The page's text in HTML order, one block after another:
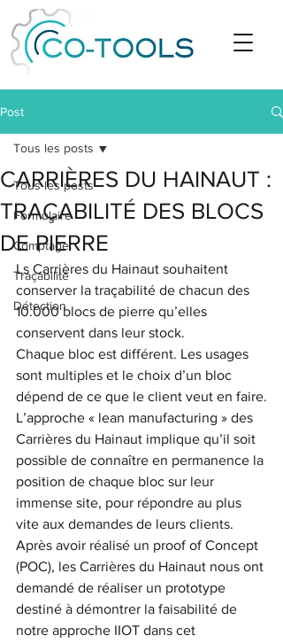
Post
Tous les posts
Formulaire
Comptage
Traçabilité
Détection
Tous les posts
CARRIÈRES DU HAINAUT :
TRAÇABILITÉ DES BLOCS
DE PIERRE
Ls Carrières du Hainaut souhaitent
conserver la traçabilité de chacun des
10.000 blocs de pierre qu’elles
conservent dans leur stock.
Chaque bloc est différent. Les usages
sont multiples et le choix d’un bloc
dépend de ce que le client veut en faire.
L’approche « lean manufacturing » des
Carrières du Hainaut implique qu’il soit
possible de connaître en permanence la
position de chaque bloc sur leur
immense site, pour répondre au plus
vite aux demandes de leurs clients.
Après avoir réalisé un proof of Concept
(POC), les Carrières du Hainaut nous ont
demandé de réaliser un prototype
destiné à démontrer la faisabilité de
notre approche IIOT dans cet